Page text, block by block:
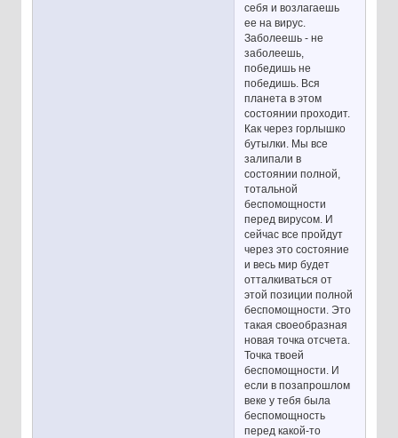
себя и возлагаешь
ее на вирус.
Заболеешь - не
заболеешь,
победишь не
победишь. Вся
планета в этом
состоянии проходит.
Как через горлышко
бутылки. Мы все
залипали в
состоянии полной,
тотальной
беспомощности
перед вирусом. И
сейчас все пройдут
через это состояние
и весь мир будет
отталкиваться от
этой позиции полной
беспомощности. Это
такая своеобразная
новая точка отсчета.
Точка твоей
беспомощности. И
если в позапрошлом
веке у тебя была
беспомощность
перед какой-то